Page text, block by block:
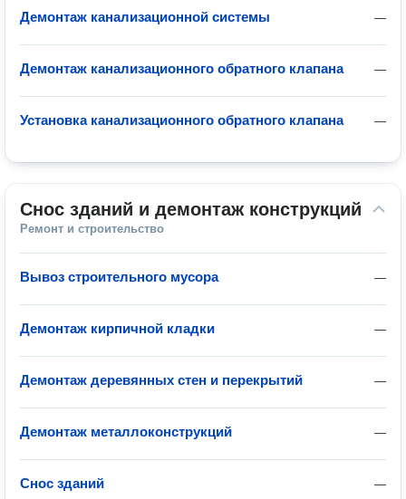
—
Демонтаж канализационной системы
—
Демонтаж канализационного обратного клапана
—
Установка канализационного обратного клапана
Снос зданий и демонтаж конструкций
Ремонт и строительство
—
Вывоз строительного мусора
—
Демонтаж кирпичной кладки
—
Демонтаж деревянных стен и перекрытий
—
Демонтаж металлоконструкций
—
Снос зданий